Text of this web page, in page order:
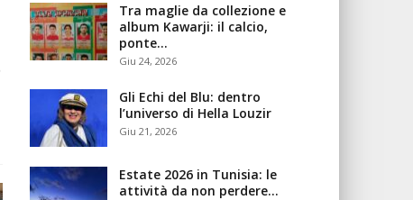
Tra maglie da collezione e
album Kawarji: il calcio,
ponte…
Giu 24, 2026
Gli Echi del Blu: dentro
l’universo di Hella Louzir
Giu 21, 2026
Estate 2026 in Tunisia: le
attività da non perdere…